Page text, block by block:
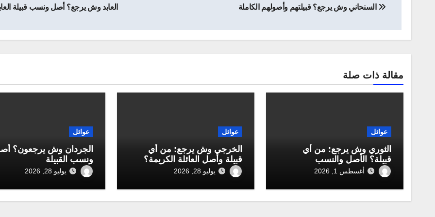
المقالات
السنحاني وش يرجع؟ قبيلتهم وأصولهم الكاملة العابد وش يرجع؟ أصل ونسب قبيلة
مقالة ذات صلة
عوائل
الثوري وش يرجع: من أي
قبيلة؟ الأصل والنسب
أغسطس 1, 2026
عوائل
الخرجي وش يرجع: من أي
قبيلة وأصل العائلة الكريمة؟
يوليو 28, 2026
عوائل
الجردان وش يرجعون؟
ونسب القبيلة
يوليو 28, 2026